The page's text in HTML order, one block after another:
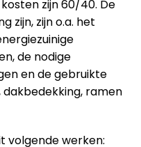
zijn 60/40. De
zijn, zijn o.a. het
de nodige
en de gebruikte
ramen
volgende werken: